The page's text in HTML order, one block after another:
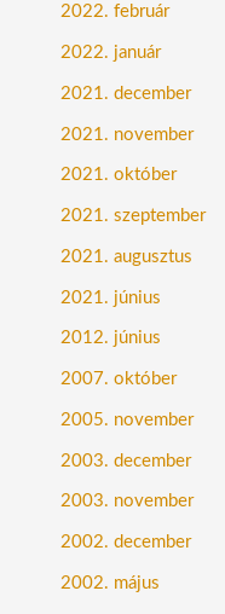
2022. február
2022. január
2021. december
2021. november
2021. október
2021. szeptember
2021. augusztus
2021. június
2012. június
2007. október
2005. november
2003. december
2003. november
2002. december
2002. május